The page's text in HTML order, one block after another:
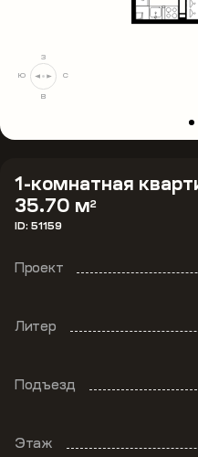
1-комнатная
35.70 м2
ID: 51159
Проект
Литер
Подъезд
Этаж
С
В
Ю
З